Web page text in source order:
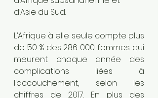
d’Asie du Sud.
L’Afrique à elle seule compte plus
de 50 % des 286 000 femmes qui
meurent chaque année des
complications liées à
l’accouchement, selon les
chiffres de 2017. En plus des